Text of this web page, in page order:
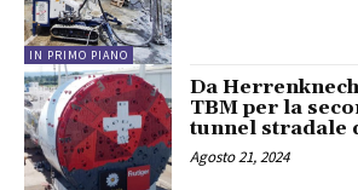
IN PRIMO PIANO
Da
TBM per la
tunnel stradale
Agosto 21, 2024